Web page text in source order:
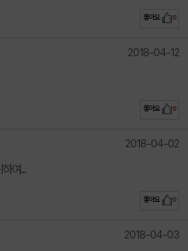
좋아요 0
2018-04-12
좋아요 0
2018-04-02
여...
좋아요 0
2018-04-03